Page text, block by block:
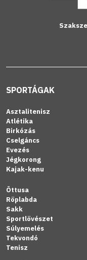
SPORTÁGAK
Asztalitenisz
Atlétika
Birkózás
Cselgáncs
Evezés
Jégkorong
Kajak-kenu
Öttusa
Röplabda
Sakk
Sportlövészet
Súlyemelés
Tekvondó
Tenisz